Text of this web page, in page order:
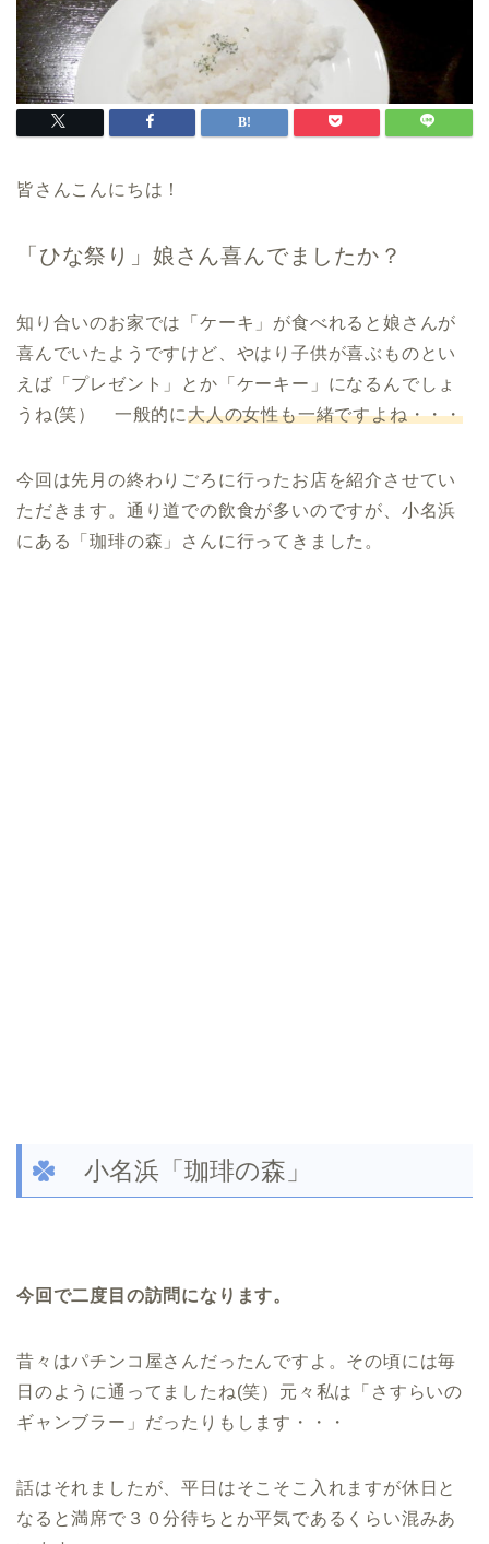
皆さんこんにちは！
「ひな祭り」娘さん喜んでましたか？
知り合いのお家では「ケーキ」が食べれると娘さんが
喜んでいたようですけど、やはり子供が喜ぶものとい
えば「プレゼント」とか「ケーキー」になるんでしょ
うね(笑） 一般的に大人の女性も一緒ですよね・・・
今回は先月の終わりごろに行ったお店を紹介させてい
ただきます。通り道での飲食が多いのですが、小名浜
にある「珈琲の森」さんに行ってきました。
小名浜「珈琲の森」
今回で二度目の訪問になります。
昔々はパチンコ屋さんだったんですよ。その頃には毎
日のように通ってましたね(笑）元々私は「さすらいの
ギャンブラー」だったりもします・・・
話はそれましたが、平日はそこそこ入れますが休日と
なると満席で３０分待ちとか平気であるくらい混みあ